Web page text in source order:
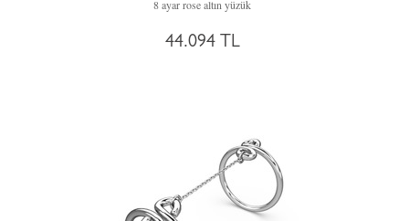
8 ayar rose altın yüzük
44.094 TL